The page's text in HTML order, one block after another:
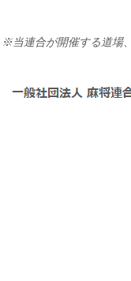
※当連合が開催する道場